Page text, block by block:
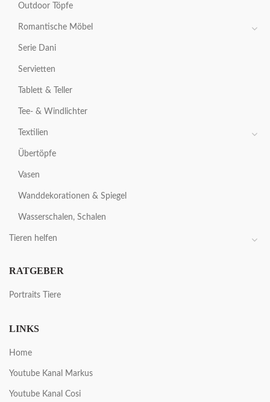
Outdoor Töpfe
Romantische Möbel
Serie Dani
Servietten
Tablett & Teller
Tee- & Windlichter
Textilien
Übertöpfe
Vasen
Wanddekorationen & Spiegel
Wasserschalen, Schalen
Tieren helfen
RATGEBER
Portraits Tiere
LINKS
Home
Youtube Kanal Markus
Youtube Kanal Cosi